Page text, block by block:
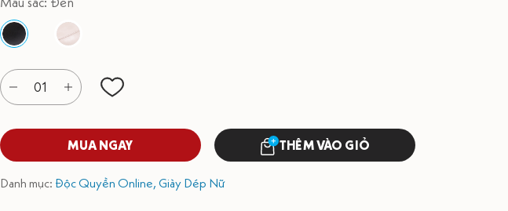
01
MUA NGAY THÊM VÀO GIỎ
Danh mục: Độc Quyền Online, Giày Dép Nữ